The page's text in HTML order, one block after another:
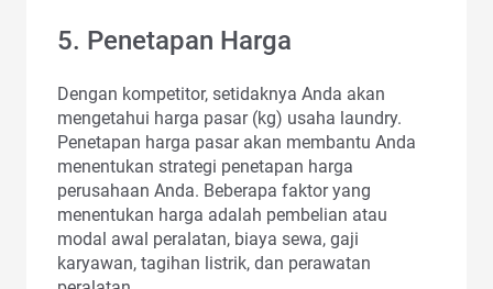
5. Penetapan Harga
Dengan kompetitor, setidaknya Anda akan
mengetahui harga pasar (kg) usaha laundry.
Penetapan harga pasar akan membantu Anda
menentukan strategi penetapan harga
perusahaan Anda. Beberapa faktor yang
menentukan harga adalah pembelian atau
modal awal peralatan, biaya sewa, gaji
karyawan, tagihan listrik, dan perawatan